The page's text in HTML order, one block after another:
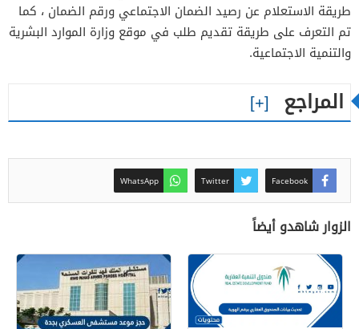
طريقة الاستعلام عن رصيد الضمان الاجتماعي ورقم الضمان ، كما
تم التعرف على طريقة تقديم طلب في موقع وزارة الموارد البشرية
والتنمية الاجتماعية.
المراجع
Facebook
Twitter
WhatsApp
الزوار شاهدو أيضاً